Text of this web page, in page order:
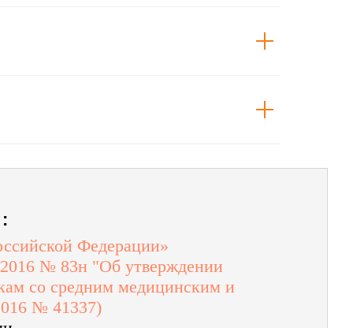
Федерации»
№ 83н "Об утверждении
со средним медицинским и
№ 41337)